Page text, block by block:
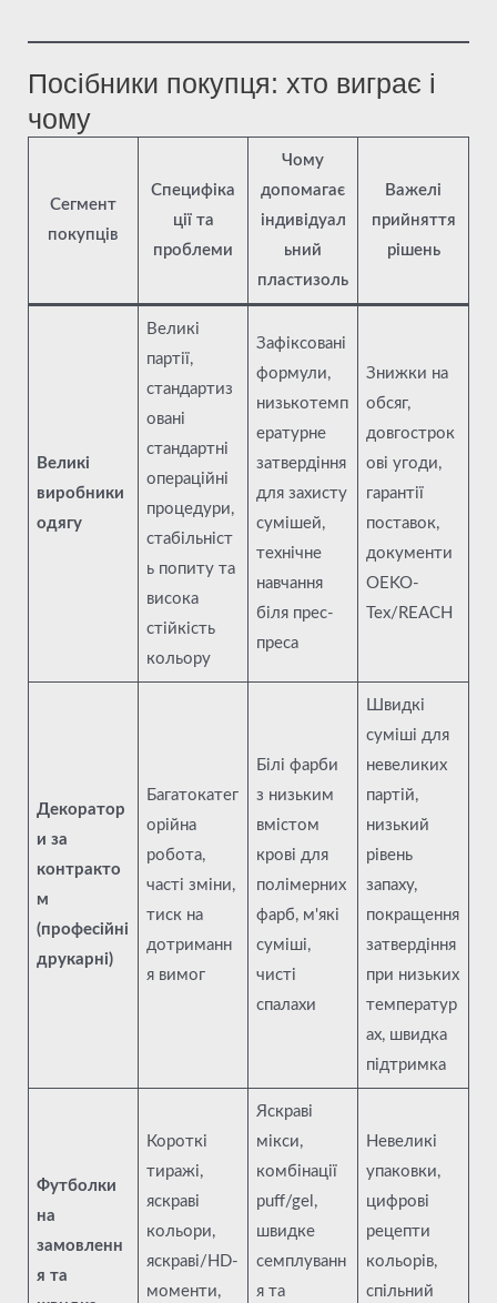
Посібники покупця: хто виграє і
чому
Сегмент
покупців
Специфіка
ції та
проблеми
Чому
допомагає
індивідуал
ьний
пластизоль
Важелі
прийняття
рішень
Великі
виробники
одягу
Великі
партії,
стандартиз
овані
стандартні
операційні
процедури,
стабільніст
ь попиту та
висока
стійкість
кольору
Зафіксовані
формули,
низькотемп
ературне
затвердіння
для захисту
сумішей,
технічне
навчання
біля прес-
преса
Знижки на
обсяг,
довгострок
ові угоди,
гарантії
поставок,
документи
OEKO-
Tex/REACH
Декоратор
и за
контракто
м
(професійні
друкарні)
Багатокатег
орійна
робота,
часті зміни,
тиск на
дотриманн
я вимог
Білі фарби
з низьким
вмістом
крові для
полімерних
фарб, м'які
суміші,
чисті
спалахи
Швидкі
суміші для
невеликих
партій,
низький
рівень
запаху,
покращення
затвердіння
при низьких
температур
ах, швидка
підтримка
Футболки
на
замовленн
я та
Короткі
тиражі,
яскраві
кольори,
яскраві/HD-
моменти,
Яскраві
мікси,
комбінації
puff/gel,
швидке
семплуванн
я та
Невеликі
упаковки,
цифрові
рецепти
кольорів,
спільний